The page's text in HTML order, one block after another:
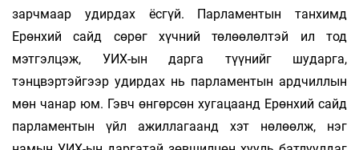
зарчмаар удирдах ёсгүй. Парламентын танхимд
Ерөнхий сайд сөрөг хүчний төлөөлөлтэй ил тод
мэтгэлцэж, УИХ-ын дарга түүнийг шударга,
тэнцвэртэйгээр удирдах нь парламентын ардчиллын
мөн чанар юм. Гэвч өнгөрсөн хугацаанд Ерөнхий сайд
парламентын үйл ажиллагаанд хэт нөлөөлж, нэг